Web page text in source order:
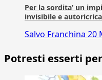
Per la sordita’ un
invisibile e
Salvo Franchina 20
Potresti esserti